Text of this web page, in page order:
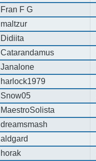
Fran F G
maltzur
Didiita
Catarandamus
Janalone
harlock1979
Snow05
MaestroSolista
dreamsmash
aldgard
horak